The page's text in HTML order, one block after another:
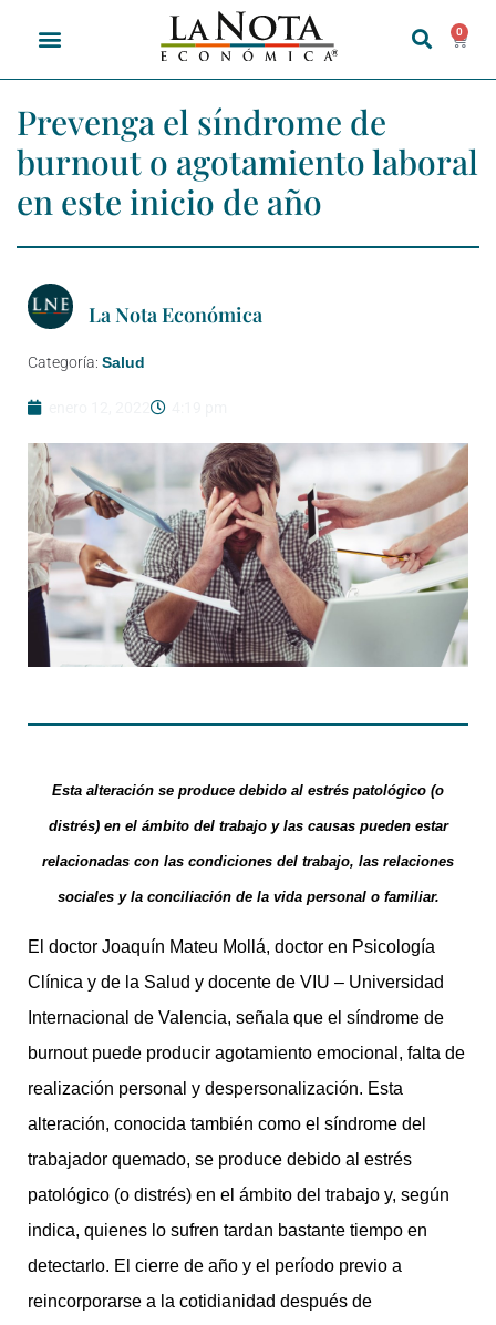
0
Prevenga el síndrome de
burnout o agotamiento laboral
en este inicio de año
La Nota Económica
Categoría: Salud
Esta alteración se produce debido al estrés patológico (o
distrés) en el ámbito del trabajo y las causas pueden estar
relacionadas con las condiciones del trabajo, las relaciones
sociales y la conciliación de la vida personal o familiar.
El doctor Joaquín Mateu Mollá, doctor en Psicología
Clínica y de la Salud y docente de VIU – Universidad
Internacional de Valencia, señala que el síndrome de
burnout puede producir agotamiento emocional, falta de
realización personal y despersonalización. Esta
alteración, conocida también como el síndrome del
trabajador quemado, se produce debido al estrés
patológico (o distrés) en el ámbito del trabajo y, según
indica, quienes lo sufren tardan bastante tiempo en
detectarlo. El cierre de año y el período previo a
reincorporarse a la cotidianidad después de